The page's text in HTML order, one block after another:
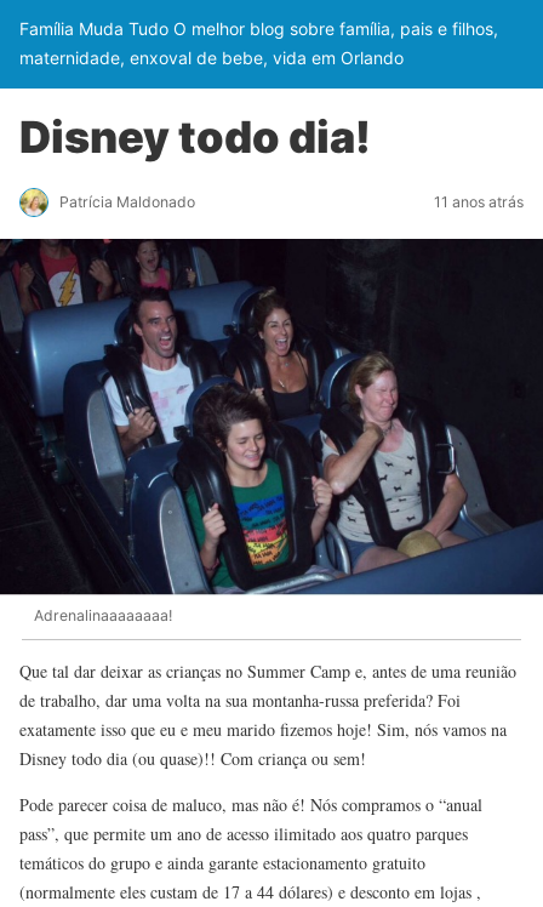
Família Muda Tudo O melhor blog sobre família, pais e filhos,
maternidade, enxoval de bebe, vida em Orlando
Disney todo dia!
Patrícia Maldonado 11 anos atrás
Adrenalinaaaaaaaa!
Que tal dar deixar as crianças no Summer Camp e, antes de uma reunião
de trabalho, dar uma volta na sua montanha-russa preferida? Foi
exatamente isso que eu e meu marido fizemos hoje! Sim, nós vamos na
Disney todo dia (ou quase)!! Com criança ou sem!
Pode parecer coisa de maluco, mas não é! Nós compramos o “anual
pass”, que permite um ano de acesso ilimitado aos quatro parques
temáticos do grupo e ainda garante estacionamento gratuito
(normalmente eles custam de 17 a 44 dólares) e desconto em lojas ,